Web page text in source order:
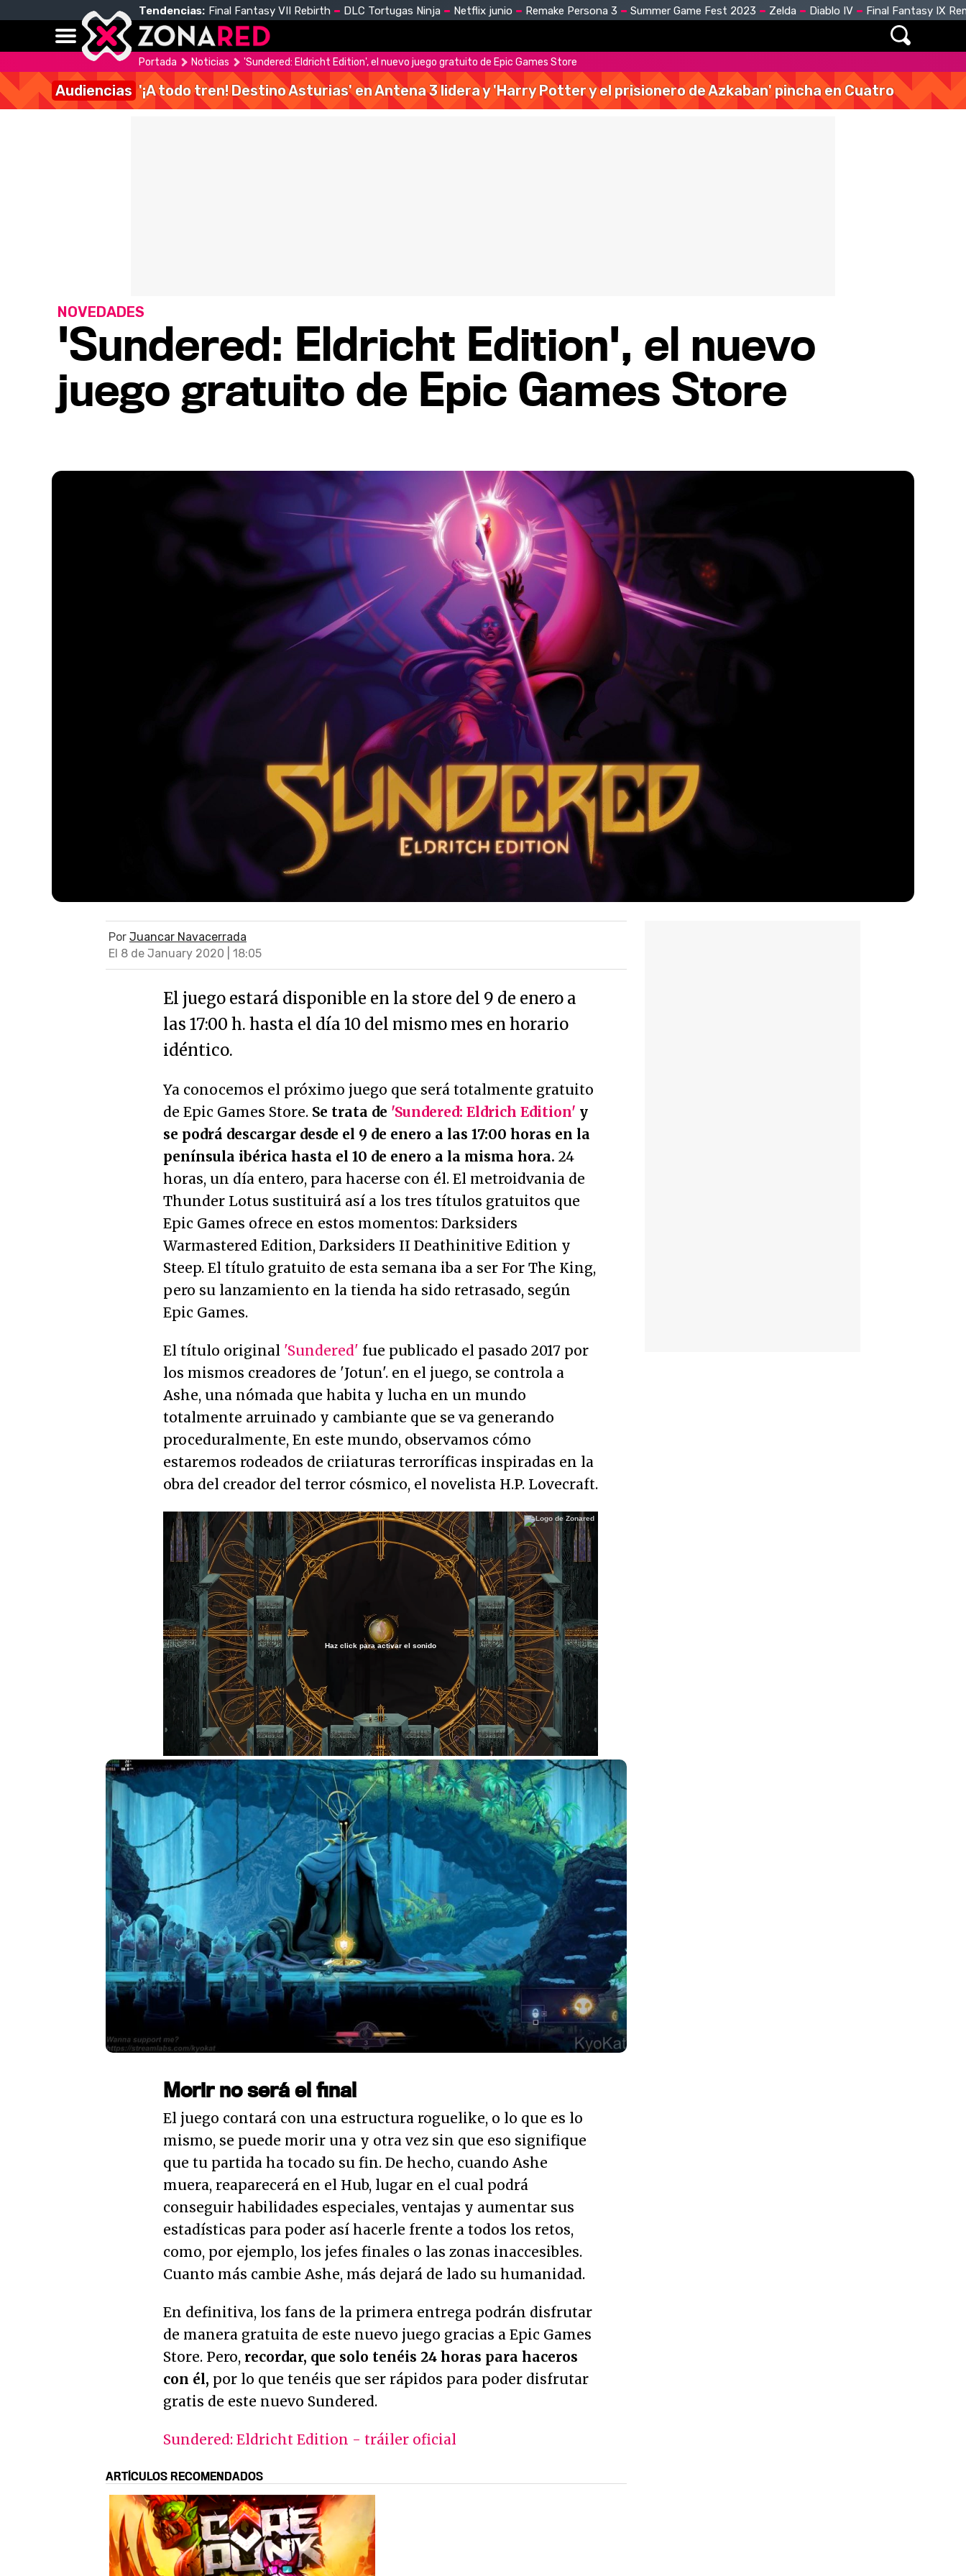
Tendencias: Final Fantasy VII Rebirth DLC Tortugas Ninja Netflix junio Remake Persona 3 Summer Game Fest 2023 Zelda Diablo IV Final Fantasy IX
Portada Noticias 'Sundered: Eldricht Edition', el nuevo juego gratuito de Epic Games Store
Audiencias '¡A todo tren! Destino Asturias' en Antena 3 lidera y 'Harry Potter y el prisionero de Azkaban' pincha en Cuatro
'Sundered: Eldricht Edition', el nuevo
juego gratuito de Epic Games Store
NOVEDADES
Por Juancar Navacerrada
El 8 de January 2020 | 18:05
El juego estará disponible en la store del 9 de enero a
las 17:00 h. hasta el día 10 del mismo mes en horario
idéntico.
Ya conocemos el próximo juego que será totalmente gratuito
de Epic Games Store. Se trata de 'Sundered: Eldrich Edition' y
se podrá descargar desde el 9 de enero a las 17:00 horas en la
península ibérica hasta el 10 de enero a la misma hora. 24
horas, un día entero, para hacerse con él. El metroidvania de
Thunder Lotus sustituirá así a los tres títulos gratuitos que
Epic Games ofrece en estos momentos: Darksiders
Warmastered Edition, Darksiders II Deathinitive Edition y
Steep. El título gratuito de esta semana iba a ser For The King,
pero su lanzamiento en la tienda ha sido retrasado, según
Epic Games.
El título original 'Sundered' fue publicado el pasado 2017 por
los mismos creadores de 'Jotun'. en el juego, se controla a
Ashe, una nómada que habita y lucha en un mundo
totalmente arruinado y cambiante que se va generando
proceduralmente, En este mundo, observamos cómo
estaremos rodeados de criiaturas terroríficas inspiradas en la
obra del creador del terror cósmico, el novelista H.P. Lovecraft.
Unmute /
Loaded:
41.12%
Haz click para activar el sonido
Morir no será el final
El juego contará con una estructura roguelike, o lo que es lo
mismo, se puede morir una y otra vez sin que eso signifique
que tu partida ha tocado su fin. De hecho, cuando Ashe
muera, reaparecerá en el Hub, lugar en el cual podrá
conseguir habilidades especiales, ventajas y aumentar sus
estadísticas para poder así hacerle frente a todos los retos,
como, por ejemplo, los jefes finales o las zonas inaccesibles.
Cuanto más cambie Ashe, más dejará de lado su humanidad.
En definitiva, los fans de la primera entrega podrán disfrutar
de manera gratuita de este nuevo juego gracias a Epic Games
Store. Pero, recordar, que solo tenéis 24 horas para haceros
con él, por lo que tenéis que ser rápidos para poder disfrutar
gratis de este nuevo Sundered.
Sundered: Eldricht Edition - tráiler oficial
ARTÍCULOS RECOMENDADOS